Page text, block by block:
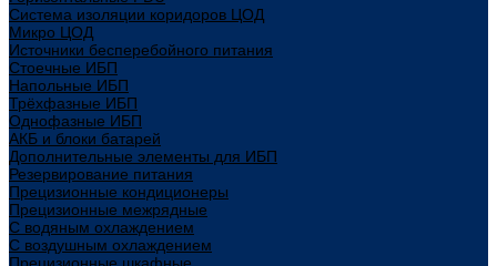
Система изоляции коридоров ЦОД
Микро ЦОД
Источники бесперебойного питания
Стоечные ИБП
Напольные ИБП
Трёхфазные ИБП
Однофазные ИБП
АКБ и блоки батарей
Дополнительные элементы для ИБП
Резервирование питания
Прецизионные кондиционеры
Прецизионные межрядные
С водяным охлаждением
С воздушным охлаждением